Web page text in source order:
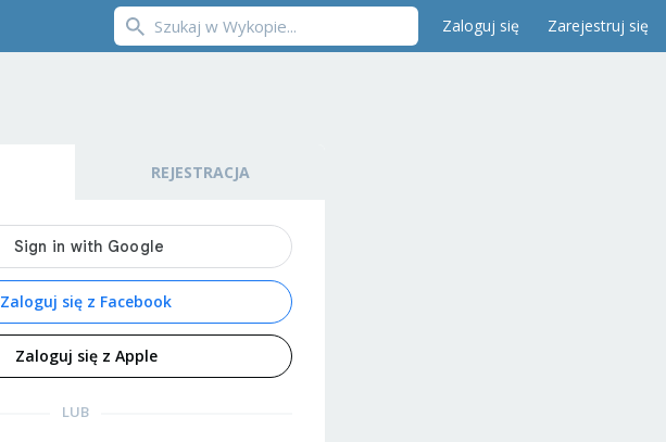
Zaloguj się Zarejestruj się
REJESTRACJA
Zaloguj się z Facebook
Zaloguj się z Apple
LUB